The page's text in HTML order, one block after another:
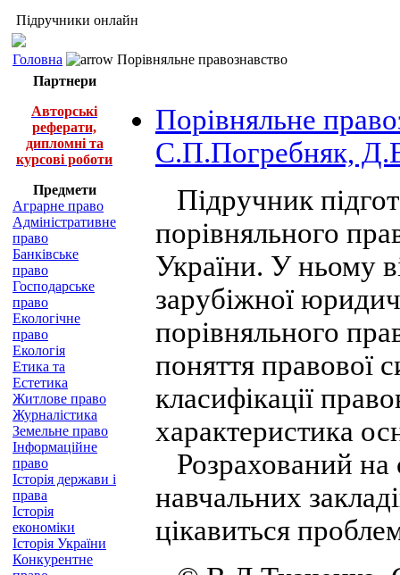
Підручники онлайн
Головна
Порівняльне правознавство
Партнери
Авторські
реферати,
дипломні та
курсові роботи
Предмети
Аграрне право
Адміністративне
право
Банківське
право
Господарське
право
Екологічне
право
Екологія
Етика та
Естетика
Житлове право
Журналістика
Земельне право
Інформаційне
право
Історія держави і
права
Історія
економіки
Історія України
Конкурентне
Порівняльне
С.П.Погребняк,
Підручник
порівняльного
України. У ньому
зарубіжної
порівняльного
поняття правової
класифікації
характеристика
Розрахований на
навчальних
цікавиться